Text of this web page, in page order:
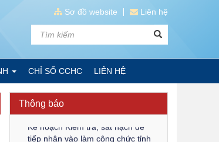
Liên hệ
Sơ đồ website
CHỈ SỐ CCHC LIÊN HỆ
Thông báo
tiếp nhận vào làm công chức tỉnh